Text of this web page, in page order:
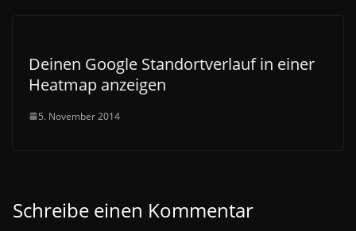
Deinen Google Standortverlauf in einer
Heatmap anzeigen
5. November 2014
Schreibe einen Kommentar